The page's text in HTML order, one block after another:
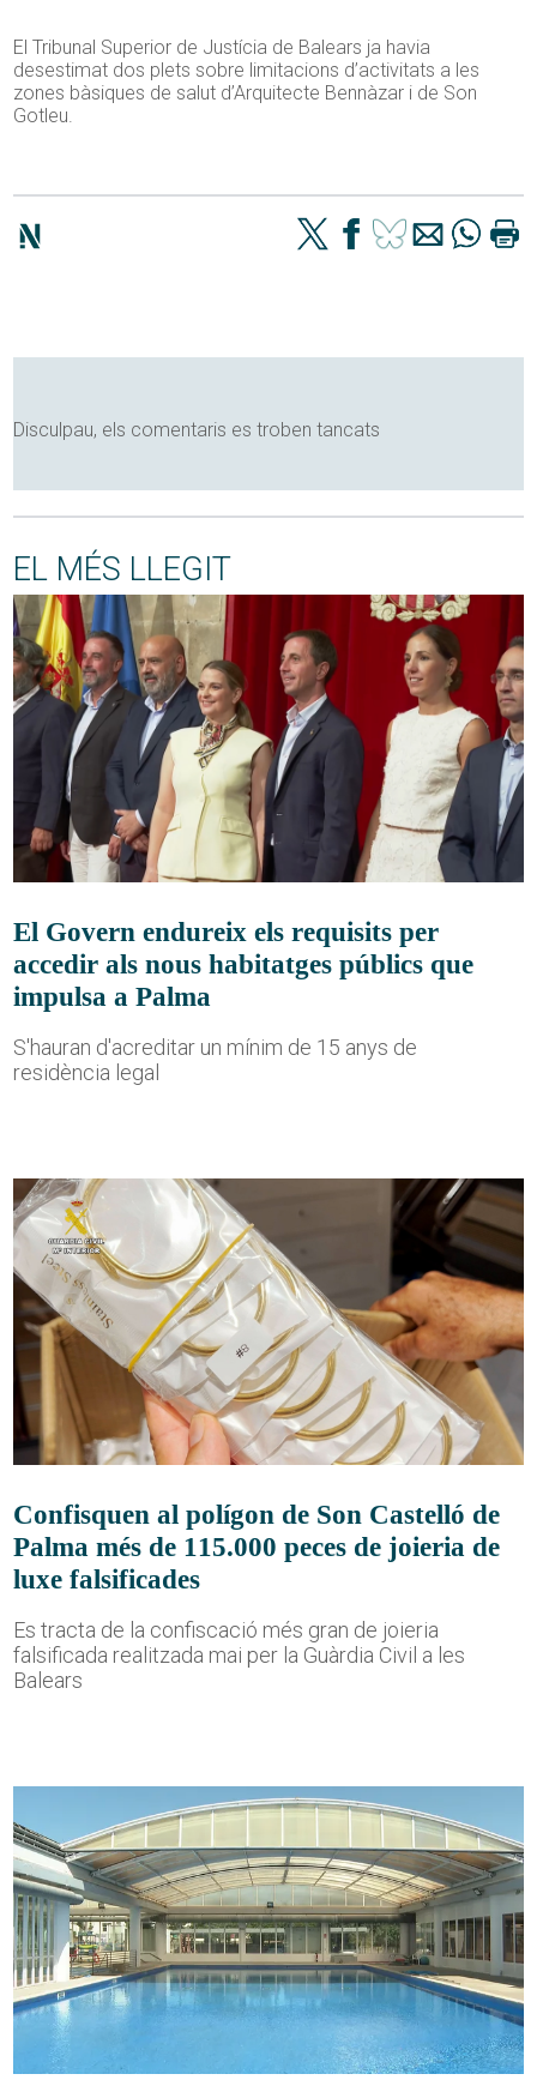
El Tribunal Superior de Justícia de Balears ja havia
desestimat dos plets sobre limitacions d’activitats a les
zones bàsiques de salut d’Arquitecte Bennàzar i de Son
Gotleu.
Disculpau, els comentaris es troben tancats
EL MÉS LLEGIT
El Govern endureix els requisits per
accedir als nous habitatges públics que
impulsa a Palma
S'hauran d'acreditar un mínim de 15 anys de
residència legal
Confisquen al polígon de Son Castelló de
Palma més de 115.000 peces de joieria de
luxe falsificades
Es tracta de la confiscació més gran de joieria
falsificada realitzada mai per la Guàrdia Civil a les
Balears